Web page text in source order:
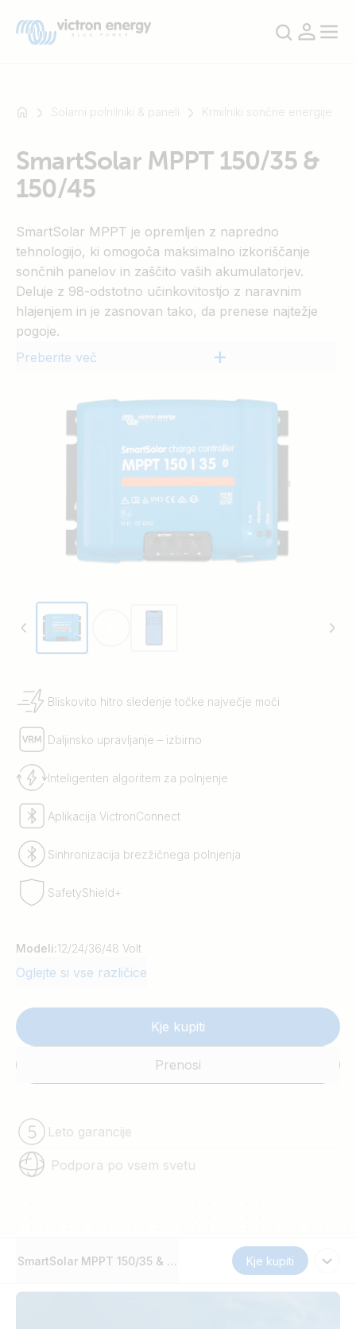
primer
Multiplus-
SmartShunt
Solarni polnilniki & paneli Krmilniki sončne energije
SmartSolar MPPT 150/35 &
150/45
SmartSolar MPPT je opremljen z napredno
tehnologijo, ki omogoča maksimalno izkoriščanje
sončnih panelov in zaščito vaših akumulatorjev.
Deluje z 98-odstotno učinkovitostjo z naravnim
hlajenjem in je zasnovan tako, da prenese najtežje
pogoje.
Preberite več
Bliskovito hitro sledenje točke največje moči
Daljinsko upravljanje – izbirno
Inteligenten algoritem za polnjenje
Aplikacija VictronConnect
Sinhronizacija brezžičnega polnjenja
SafetyShield+
Modeli:12/24/36/48 Volt
Oglejte si vse različice
Kje kupiti
Prenosi
Leto garancije
Podpora po vsem svetu
SmartSolar MPPT 150/35 & 150/45 Kje kupiti